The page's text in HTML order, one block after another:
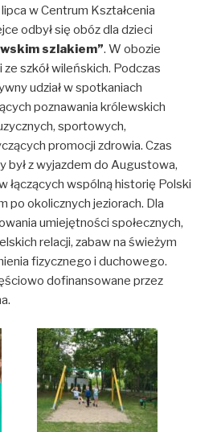
w Centrum Kształcenia
odbył się obóz dla dzieci
szlakiem”. W obozie
ze szkół wileńskich. Podczas
udział w spotkaniach
poznawania królewskich
sportowych,
promocji zdrowia. Czas
był z wyjazdem do Augustowa,
łączących wspólną historię Polski
po okolicznych jeziorach. Dla
umiejętności społecznych,
relacji, zabaw na świeżym
fizycznego i duchowego.
dofinansowane przez